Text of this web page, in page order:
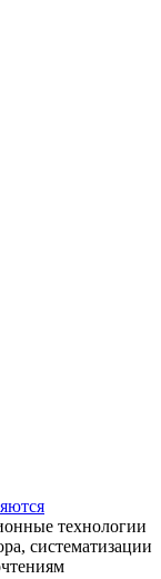
технологии
систематизации